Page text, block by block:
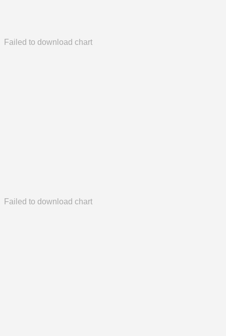
Failed to download chart
Failed to download chart